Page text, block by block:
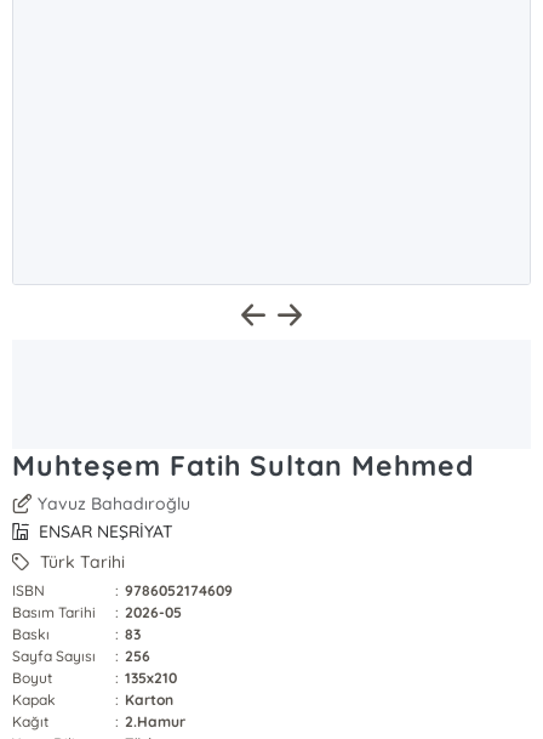
Muhteşem Fatih Sultan Mehmed
Yavuz Bahadıroğlu
ENSAR NEŞRİYAT
Türk Tarihi
ISBN : 9786052174609
Basım Tarihi
: 2026-05
Baskı
: 83
Sayfa Sayısı
: 256
Boyut
: 135x210
Kapak
: Karton
Kağıt
: 2.Hamur